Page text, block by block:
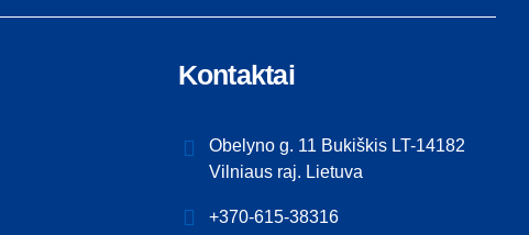
Kontaktai
Obelyno g. 11 Bukiškis LT-14182
Vilniaus raj. Lietuva
+370-615-38316